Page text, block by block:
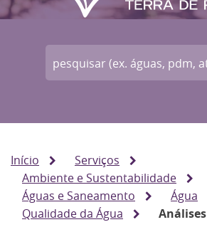
Início
Serviços
Ambiente e Sustentabilidade
Águas e Saneamento
Água
Qualidade da Água
Análises